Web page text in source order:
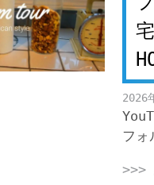
2026
フォ
>>>